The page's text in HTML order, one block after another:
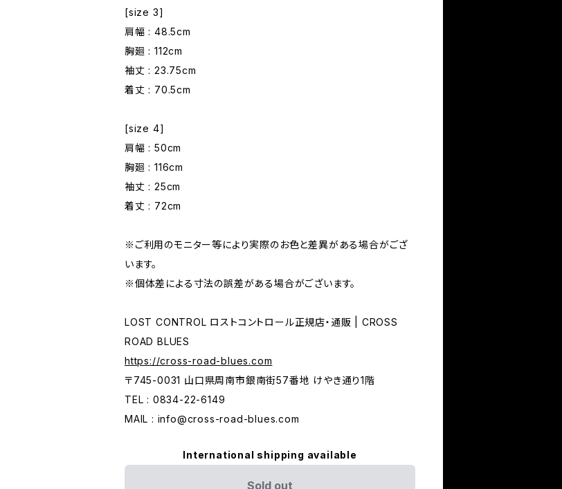
[size 3]
肩幅 : 48.5cm
胸廻 : 112cm
袖丈 : 23.75cm
着丈 : 70.5cm
[size 4]
肩幅 : 50cm
胸廻 : 116cm
袖丈 : 25cm
着丈 : 72cm
※ご利用のモニター等により実際のお色と差異がある場合がござ
います。
※個体差による寸法の誤差がある場合がございます。
LOST CONTROL ロストコントロール正規店・通販 | CROSS
ROAD BLUES
https://cross-road-blues.com
〒745-0031 山口県周南市銀南街57番地 けやき通り1階
TEL : 0834-22-6149
MAIL : info@cross-road-blues.com
International shipping available
Sold out